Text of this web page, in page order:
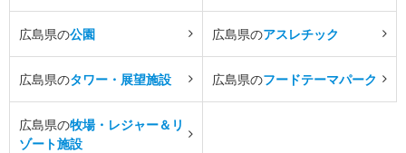
広島県の公園 広島県のアスレチック
広島県のタワー・展望施設 広島県のフードテーマパーク
広島県の牧場・レジャー＆リ
ゾート施設